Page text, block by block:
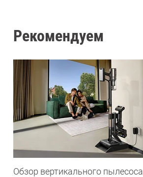
Рекомендуем
Обзор вертикального пылесоса